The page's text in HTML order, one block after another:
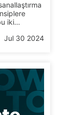
iki
Jul 30 2024